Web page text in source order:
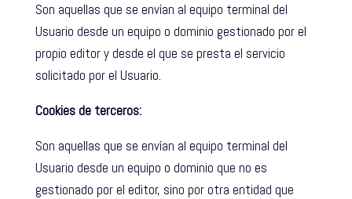
Son aquellas que se envían al equipo terminal del
Usuario desde un equipo o dominio gestionado por el
propio editor y desde el que se presta el servicio
solicitado por el Usuario.
Cookies de terceros:
Son aquellas que se envían al equipo terminal del
Usuario desde un equipo o dominio que no es
gestionado por el editor, sino por otra entidad que